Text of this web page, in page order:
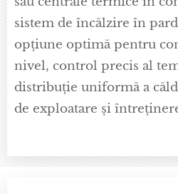
sistem de încălzire în
opțiune optimă pentru
nivel, control precis al
distribuție uniformă a
de exploatare și